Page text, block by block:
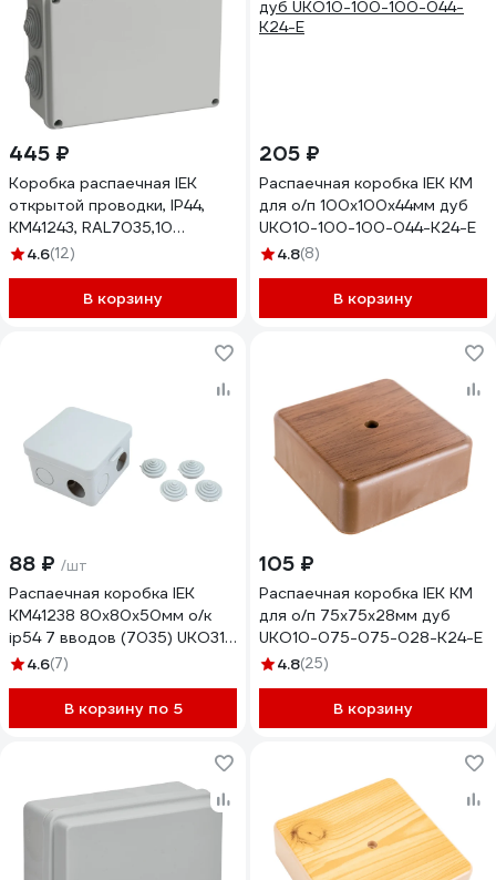
445 ₽
Коробка распаечная IEK
открытой проводки, IP44,
КМ41243, RAL7035,10
гермовводов, ИЭК UKO11-
4.6(12)
В корзину
205 ₽
Распаечная коробка IEK КМ
для о/п 100x100x44мм дуб
UKO10-100-100-044-K24-E
4.8(8)
В корзину
88 ₽ /шт
Распаечная коробка IEK
КМ41238 80x80x50мм о/к
ip54 7 вводов (7035) UKO31-
080-080-050-K03-54
4.6(7)
В корзину по 5
105 ₽
Распаечная коробка IEK КМ
для о/п 75x75x28мм дуб
UKO10-075-075-028-K24-E
4.8(25)
В корзину